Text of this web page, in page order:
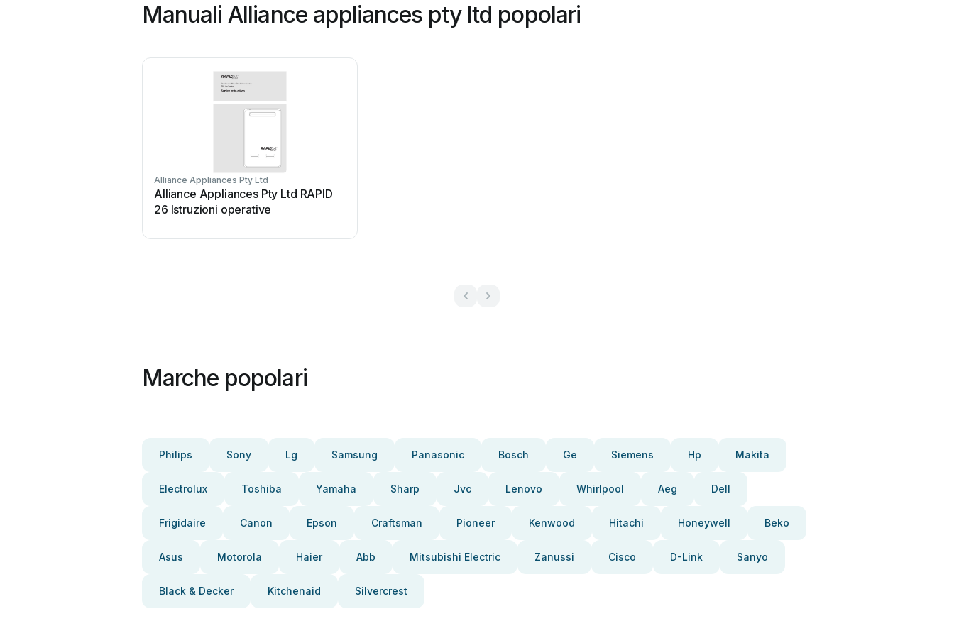
Manuali Alliance appliances pty ltd popolari
Alliance Appliances Pty Ltd
Alliance Appliances Pty Ltd RAPID
26 Istruzioni operative
Marche popolari
Philips Sony Lg Samsung Panasonic Bosch Ge Siemens Hp Makita
Electrolux Toshiba Yamaha Sharp Jvc Lenovo Whirlpool Aeg Dell
Frigidaire Canon Epson Craftsman Pioneer Kenwood Hitachi Honeywell Beko
Asus Motorola Haier Abb Mitsubishi Electric Zanussi Cisco D-Link Sanyo
Black & Decker Kitchenaid Silvercrest